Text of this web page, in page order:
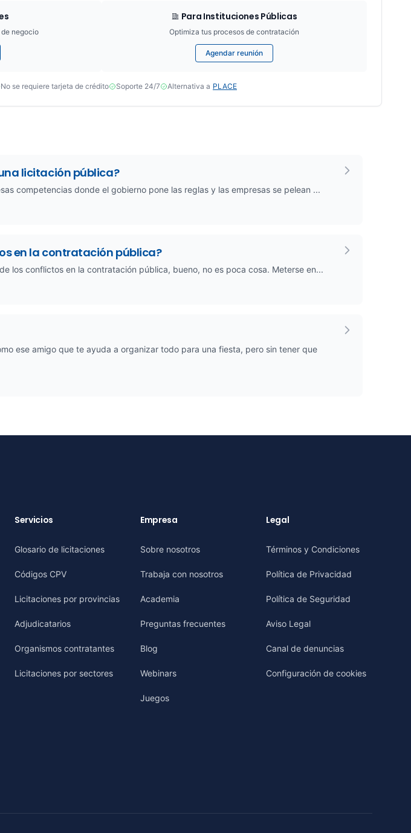
negocio
Para Instituciones Públicas
Optimiza tus procesos de contratación
Agendar reunión
No se requiere tarjeta de crédito Soporte 24/7 Alternativa a PLACE
licitación pública?
competencias donde el gobierno pone las reglas y las empresas se pelean ...
en la contratación pública?
los conflictos en la contratación pública, bueno, no es poca cosa. Meterse en...
ese amigo que te ayuda a organizar todo para una fiesta, pero sin tener que
Servicios
Glosario de licitaciones
Códigos CPV
Licitaciones por provincias
Adjudicatarios
Organismos contratantes
Licitaciones por sectores
Empresa
Sobre nosotros
Trabaja con nosotros
Academia
Preguntas frecuentes
Blog
Webinars
Juegos
Legal
Términos y Condiciones
Política de Privacidad
Política de Seguridad
Aviso Legal
Canal de denuncias
Configuración de cookies